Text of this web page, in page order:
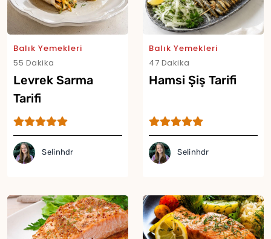
Balık Yemekleri
55 Dakika
Levrek Sarma
Tarifi
Selinhdr
Balık Yemekleri
47 Dakika
Hamsi Şiş Tarifi
Selinhdr